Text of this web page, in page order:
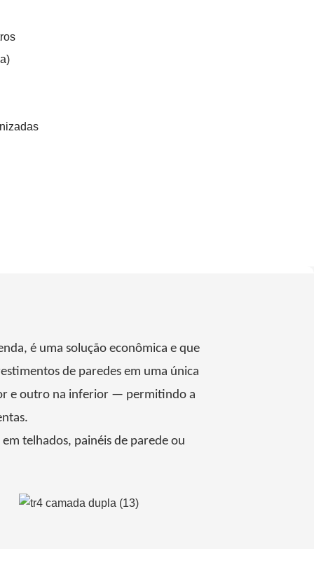
é uma solução econômica e que
de paredes em uma única
e outro na inferior — permitindo a
telhados, painéis de parede ou